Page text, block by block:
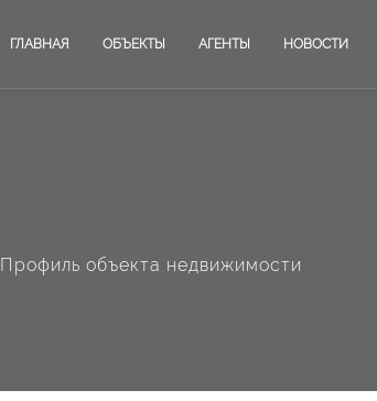
ГЛАВНАЯ ОБЪЕКТЫ АГЕНТЫ НОВОСТИ
Профиль объекта недвижимости